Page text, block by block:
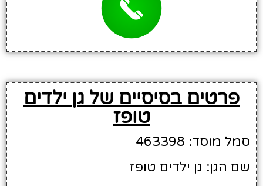
פרטים בסיסיים של גן ילדים
טופז
סמל מוסד: 463398
שם הגן: גן ילדים טופז